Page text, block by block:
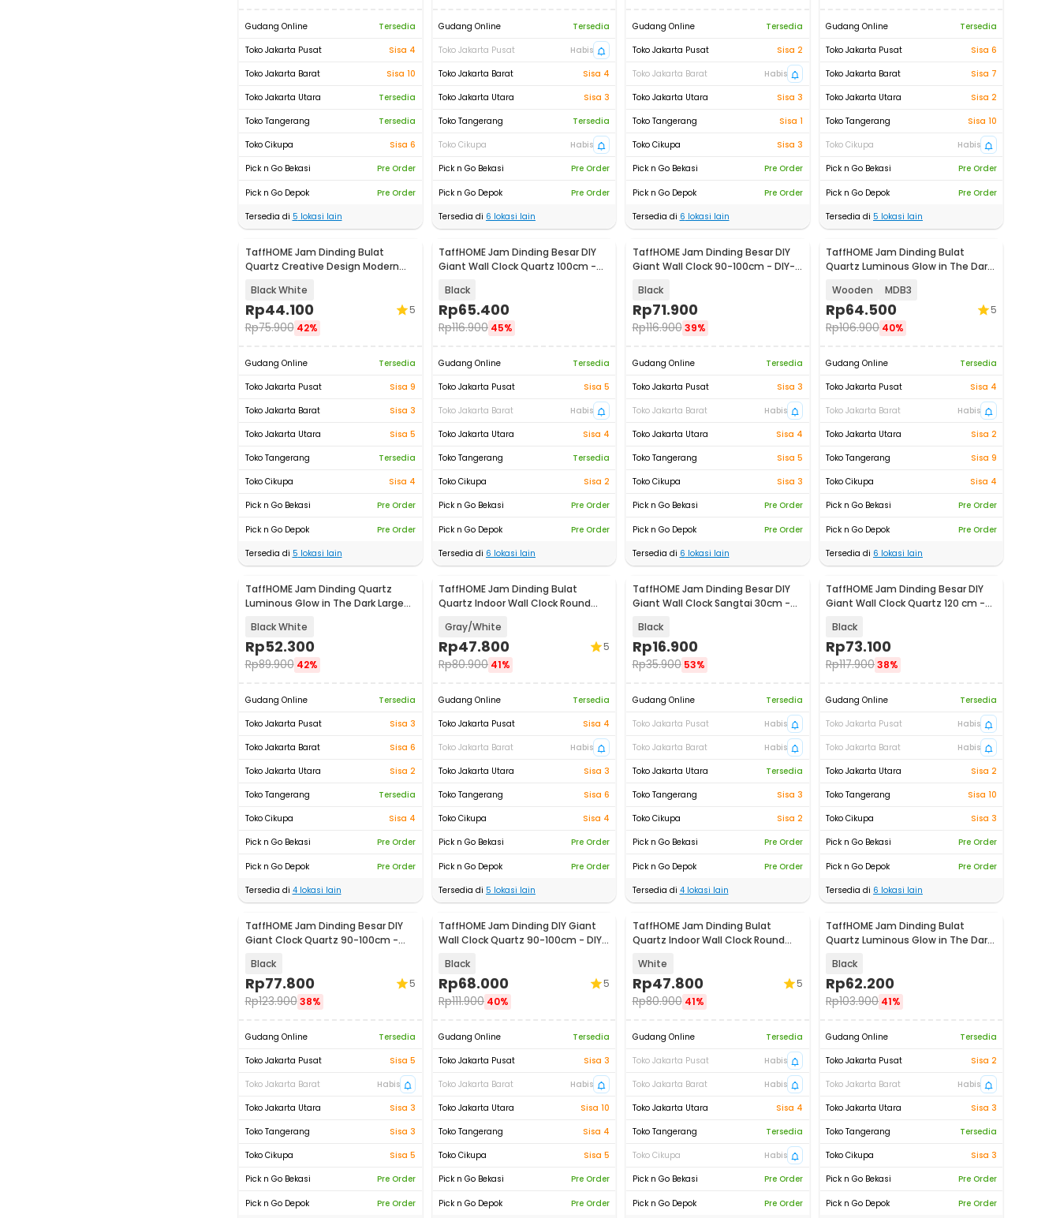
Gudang Online
Tersedia
Toko Jakarta Pusat
Sisa 4
Toko Jakarta Barat
Sisa 10
Toko Jakarta Utara
Tersedia
Toko Tangerang
Tersedia
Toko Cikupa
Sisa 6
Pick n Go Bekasi
Pre Order
Pick n Go Depok
Pre Order
Tersedia di 5 lokasi lain
Gudang Online
Tersedia
Toko Jakarta Pusat
Habis
Toko Jakarta Barat
Sisa 4
Toko Jakarta Utara
Sisa 3
Toko Tangerang
Tersedia
Toko Cikupa
Habis
Pick n Go Bekasi
Pre Order
Pick n Go Depok
Pre Order
Tersedia di 6 lokasi lain
Gudang Online
Tersedia
Toko Jakarta Pusat
Sisa 2
Toko Jakarta Barat
Habis
Toko Jakarta Utara
Sisa 3
Toko Tangerang
Sisa 1
Toko Cikupa
Sisa 3
Pick n Go Bekasi
Pre Order
Pick n Go Depok
Pre Order
Tersedia di 6 lokasi lain
Gudang Online
Tersedia
Toko Jakarta Pusat
Sisa 6
Toko Jakarta Barat
Sisa 7
Toko Jakarta Utara
Sisa 2
Toko Tangerang
Sisa 10
Toko Cikupa
Habis
Pick n Go Bekasi
Pre Order
Pick n Go Depok
Pre Order
Tersedia di 5 lokasi lain
TaffHOME Jam Dinding Bulat
Quartz Creative Design Modern
Black White
Rp44.100
Rp75.900 42%
5
Gudang Online
Tersedia
Toko Jakarta Pusat
Sisa 9
Toko Jakarta Barat
Sisa 3
Toko Jakarta Utara
Sisa 5
Toko Tangerang
Tersedia
Toko Cikupa
Sisa 4
Pick n Go Bekasi
Pre Order
Pick n Go Depok
Pre Order
Tersedia di 5 lokasi lain
TaffHOME Jam Dinding Besar DIY
Giant Wall Clock Quartz 100cm -
Black
Rp65.400
Rp116.900 45%
Gudang Online
Tersedia
Toko Jakarta Pusat
Sisa 5
Toko Jakarta Barat
Habis
Toko Jakarta Utara
Sisa 4
Toko Tangerang
Tersedia
Toko Cikupa
Sisa 2
Pick n Go Bekasi
Pre Order
Pick n Go Depok
Pre Order
Tersedia di 6 lokasi lain
TaffHOME Jam Dinding Besar DIY
Giant Wall Clock 90-100cm - DIY-
Black
Rp71.900
Rp116.900 39%
Gudang Online
Tersedia
Toko Jakarta Pusat
Sisa 3
Toko Jakarta Barat
Habis
Toko Jakarta Utara
Sisa 4
Toko Tangerang
Sisa 5
Toko Cikupa
Sisa 3
Pick n Go Bekasi
Pre Order
Pick n Go Depok
Pre Order
Tersedia di 6 lokasi lain
TaffHOME Jam Dinding Bulat
Quartz Luminous Glow in The Dark
Wooden MDB3
Rp64.500
Rp106.900 40%
5
Gudang Online
Tersedia
Toko Jakarta Pusat
Sisa 4
Toko Jakarta Barat
Habis
Toko Jakarta Utara
Sisa 2
Toko Tangerang
Sisa 9
Toko Cikupa
Sisa 4
Pick n Go Bekasi
Pre Order
Pick n Go Depok
Pre Order
Tersedia di 6 lokasi lain
TaffHOME Jam Dinding Quartz
Luminous Glow in The Dark Large
Black White
Rp52.300
Rp89.900 42%
Gudang Online
Tersedia
Toko Jakarta Pusat
Sisa 3
Toko Jakarta Barat
Sisa 6
Toko Jakarta Utara
Sisa 2
Toko Tangerang
Tersedia
Toko Cikupa
Sisa 4
Pick n Go Bekasi
Pre Order
Pick n Go Depok
Pre Order
Tersedia di 4lokasi lain
TaffHOME Jam Dinding Bulat
Quartz Indoor Wall Clock Round
Gray/White
Rp47.800
Rp80.900 41%
5
Gudang Online
Tersedia
Toko Jakarta Pusat
Sisa 4
Toko Jakarta Barat
Habis
Toko Jakarta Utara
Sisa 3
Toko Tangerang
Sisa 6
Toko Cikupa
Sisa 4
Pick n Go Bekasi
Pre Order
Pick n Go Depok
Pre Order
Tersedia di 5 lokasi lain
TaffHOME Jam Dinding Besar DIY
Giant Wall Clock Sangtai 30cm -
Black
Rp16.900
Rp35.900 53%
Gudang Online
Tersedia
Toko Jakarta Pusat
Habis
Toko Jakarta Barat
Habis
Toko Jakarta Utara
Tersedia
Toko Tangerang
Sisa 3
Toko Cikupa
Sisa 2
Pick n Go Bekasi
Pre Order
Pick n Go Depok
Pre Order
Tersedia di 4lokasi lain
TaffHOME Jam Dinding Besar DIY
Giant Wall Clock Quartz 120 cm -
Black
Rp73.100
Rp117.90038%
Gudang Online
Tersedia
Toko Jakarta Pusat
Habis
Toko Jakarta Barat
Habis
Toko Jakarta Utara
Sisa 2
Toko Tangerang
Sisa 10
Toko Cikupa
Sisa 3
Pick n Go Bekasi
Pre Order
Pick n Go Depok
Pre Order
Tersedia di 6 lokasi lain
TaffHOME Jam Dinding Besar DIY
Giant Clock Quartz 90-100cm -
Black
Rp77.800
Rp123.900 38%
5
Gudang Online
Tersedia
Toko Jakarta Pusat
Sisa 5
Toko Jakarta Barat
Habis
Toko Jakarta Utara
Sisa 3
Toko Tangerang
Sisa 3
Toko Cikupa
Sisa 5
Pick n Go Bekasi
Pre Order
Pick n Go Depok Pre Order
TaffHOME Jam Dinding DIY Giant
Wall Clock Quartz 90-100cm - DIY-
Black
Rp68.000
Rp111.900 40%
5
Gudang Online
Tersedia
Toko Jakarta Pusat
Sisa 3
Toko Jakarta Barat
Habis
Toko Jakarta Utara
Sisa 10
Toko Tangerang
Sisa 4
Toko Cikupa
Sisa 5
Pick n Go Bekasi
Pre Order
Pick n Go Depok Pre Order
TaffHOME Jam Dinding Bulat
Quartz Indoor Wall Clock Round
White
Rp47.800
Rp80.900 41%
5
Gudang Online
Tersedia
Toko Jakarta Pusat
Habis
Toko Jakarta Barat
Habis
Toko Jakarta Utara
Sisa 4
Toko Tangerang
Tersedia
Toko Cikupa
Habis
Pick n Go Bekasi
Pre Order
Pick n Go Depok Pre Order
TaffHOME Jam Dinding Bulat
Quartz Luminous Glow in The Dark
Black
Rp62.200
Rp103.900 41%
Gudang Online
Tersedia
Toko Jakarta Pusat
Sisa 2
Toko Jakarta Barat
Habis
Toko Jakarta Utara
Sisa 3
Toko Tangerang
Tersedia
Toko Cikupa
Sisa 3
Pick n Go Bekasi
Pre Order
Pick n Go Depok Pre Order